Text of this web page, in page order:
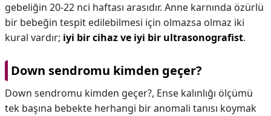
gebeliğin 20-22 nci haftası arasıdır. Anne karnında özürlü
bir bebeğin tespit edilebilmesi için olmazsa olmaz iki
kural vardır; iyi bir cihaz ve iyi bir ultrasonografist.
Down sendromu kimden geçer?
Down sendromu kimden geçer?, Ense kalınlığı ölçümü
tek başına bebekte herhangi bir anomali tanısı koymak